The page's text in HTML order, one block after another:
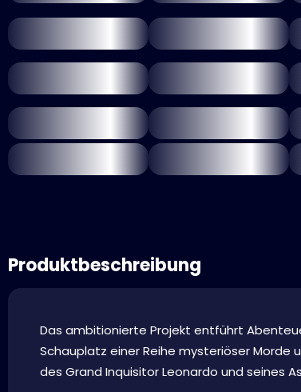
Produktbeschreibung
Das ambitionierte Projekt entführt
Schauplatz einer Reihe mysteriöser Morde
des Grand Inquisitor Leonardo und seines